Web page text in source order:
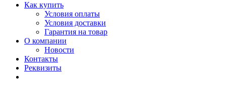
Как купить
Условия оплаты
Условия доставки
Гарантия на товар
О компании
Новости
Контакты
Реквизиты